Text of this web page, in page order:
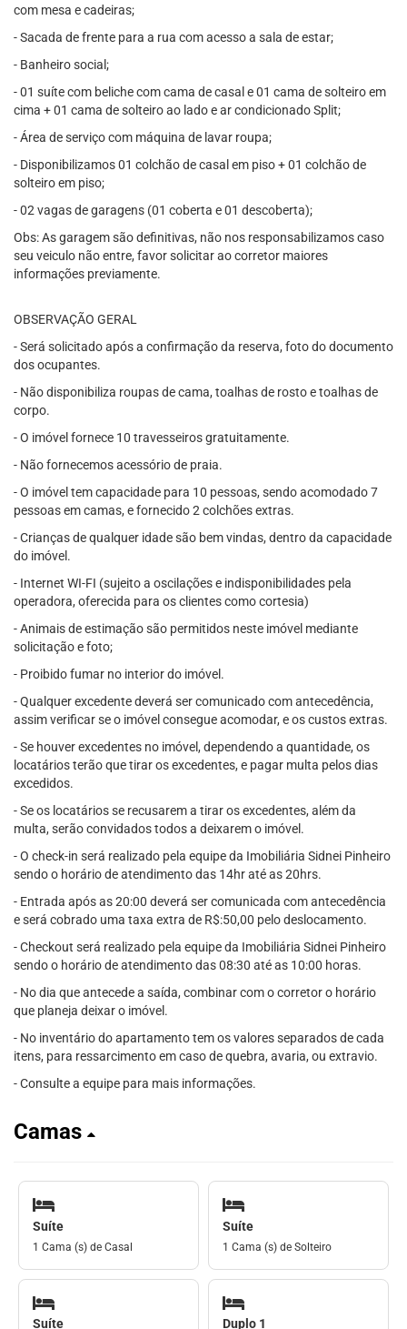
com mesa e cadeiras;
- Sacada de frente para a rua com acesso a sala de estar;
- Banheiro social;
- 01 suíte com beliche com cama de casal e 01 cama de solteiro em
cima + 01 cama de solteiro ao lado e ar condicionado Split;
- Área de serviço com máquina de lavar roupa;
- Disponibilizamos 01 colchão de casal em piso + 01 colchão de
solteiro em piso;
- 02 vagas de garagens (01 coberta e 01 descoberta);
Obs: As garagem são definitivas, não nos responsabilizamos caso
seu veiculo não entre, favor solicitar ao corretor maiores
informações previamente.
OBSERVAÇÃO GERAL
- Será solicitado após a confirmação da reserva, foto do documento
dos ocupantes.
- Não disponibiliza roupas de cama, toalhas de rosto e toalhas de
corpo.
- O imóvel fornece 10 travesseiros gratuitamente.
- Não fornecemos acessório de praia.
- O imóvel tem capacidade para 10 pessoas, sendo acomodado 7
pessoas em camas, e fornecido 2 colchões extras.
- Crianças de qualquer idade são bem vindas, dentro da capacidade
do imóvel.
- Internet WI-FI (sujeito a oscilações e indisponibilidades pela
operadora, oferecida para os clientes como cortesia)
- Animais de estimação são permitidos neste imóvel mediante
solicitação e foto;
- Proibido fumar no interior do imóvel.
- Qualquer excedente deverá ser comunicado com antecedência,
assim verificar se o imóvel consegue acomodar, e os custos extras.
- Se houver excedentes no imóvel, dependendo a quantidade, os
locatários terão que tirar os excedentes, e pagar multa pelos dias
excedidos.
- Se os locatários se recusarem a tirar os excedentes, além da
multa, serão convidados todos a deixarem o imóvel.
- O check-in será realizado pela equipe da Imobiliária Sidnei Pinheiro
sendo o horário de atendimento das 14hr até as 20hrs.
- Entrada após as 20:00 deverá ser comunicada com antecedência
e será cobrado uma taxa extra de R$:50,00 pelo deslocamento.
- Checkout será realizado pela equipe da Imobiliária Sidnei Pinheiro
sendo o horário de atendimento das 08:30 até as 10:00 horas.
- No dia que antecede a saída, combinar com o corretor o horário
que planeja deixar o imóvel.
- No inventário do apartamento tem os valores separados de cada
itens, para ressarcimento em caso de quebra, avaria, ou extravio.
- Consulte a equipe para mais informações.
Camas
Suíte
1 Cama (s) de Casal
Suíte
1 Cama (s) de Solteiro
Suíte Duplo 1